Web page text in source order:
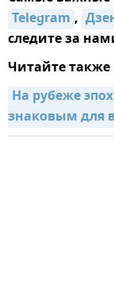
Telegram ,
следите за
Читайте
На рубеже
знаковым для